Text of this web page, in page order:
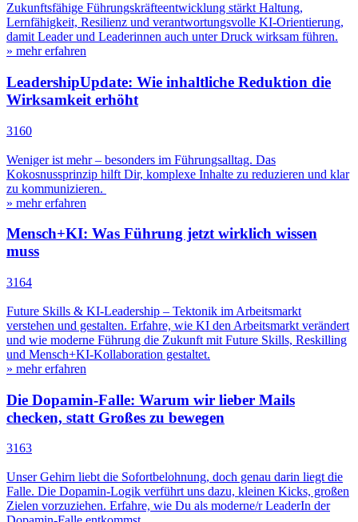
Zukunftsfähige Führungskräfteentwicklung stärkt Haltung,
Lernfähigkeit, Resilienz und verantwortungsvolle KI-Orientierung,
damit Leader und Leaderinnen auch unter Druck wirksam führen.
» mehr erfahren
LeadershipUpdate: Wie inhaltliche Reduktion die
Wirksamkeit erhöht
3160
Weniger ist mehr – besonders im Führungsalltag. Das
Kokosnussprinzip hilft Dir, komplexe Inhalte zu reduzieren und klar
zu kommunizieren.
» mehr erfahren
Mensch+KI: Was Führung jetzt wirklich wissen
muss
3164
Future Skills & KI-Leadership – Tektonik im Arbeitsmarkt
verstehen und gestalten. Erfahre, wie KI den Arbeitsmarkt verändert
und wie moderne Führung die Zukunft mit Future Skills, Reskilling
und Mensch+KI-Kollaboration gestaltet.
» mehr erfahren
Die Dopamin-Falle: Warum wir lieber Mails
checken, statt Großes zu bewegen
3163
Unser Gehirn liebt die Sofortbelohnung, doch genau darin liegt die
Falle. Die Dopamin-Logik verführt uns dazu, kleinen Kicks, großen
Zielen vorzuziehen. Erfahre, wie Du als moderne/r LeaderIn der